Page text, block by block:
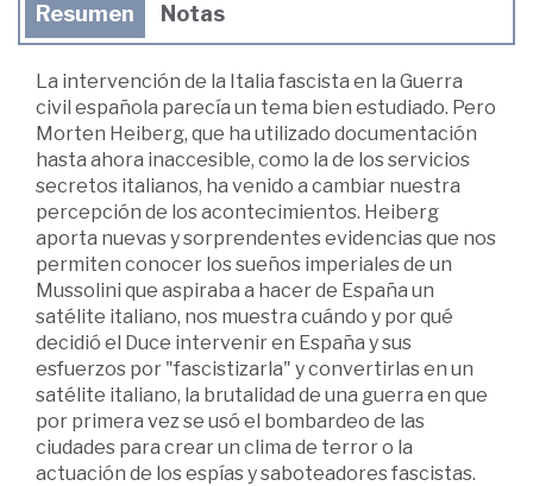
Resumen Notas
La intervención de la Italia fascista en la Guerra
civil española parecía un tema bien estudiado. Pero
Morten Heiberg, que ha utilizado documentación
hasta ahora inaccesible, como la de los servicios
secretos italianos, ha venido a cambiar nuestra
percepción de los acontecimientos. Heiberg
aporta nuevas y sorprendentes evidencias que nos
permiten conocer los sueños imperiales de un
Mussolini que aspiraba a hacer de España un
satélite italiano, nos muestra cuándo y por qué
decidió el Duce intervenir en España y sus
esfuerzos por "fascistizarla" y convertirlas en un
satélite italiano, la brutalidad de una guerra en que
por primera vez se usó el bombardeo de las
ciudades para crear un clima de terror o la
actuación de los espías y saboteadores fascistas.